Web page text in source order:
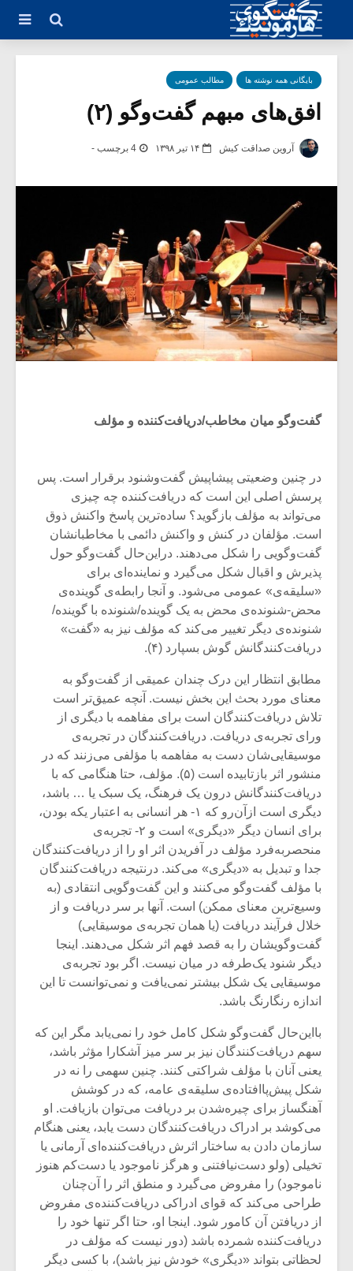
بایگانی همه نوشته ها مطالب عمومی
افق‌های مبهم گفت‌وگو (۲)
آروین صداقت کیش ۱۴ تیر ۱۳۹۸ 4 برچسب -
گفت‌وگو میان مخاطب/دریافت‌کننده و مؤلف
در چنین وضعیتی پیشاپیش گفت‌وشنود برقرار است. پس
پرسش اصلی این است که دریافت‌کننده چه چیزی
می‌تواند به مؤلف بازگوید؟ ساده‌ترین پاسخ واکنش ذوق
است. مؤلفان در کنش و واکنش دائمی با مخاطبانشان
گفت‌وگویی را شکل می‌دهند. دراین‌حال گفت‌وگو حول
پذیرش و اقبال شکل می‌گیرد و نماینده‌ای برای
«سلیقه‌ی» عمومی می‌شود. و آنجا رابطه‌ی گوینده‌ی
محض-شنونده‌ی محض به یک گوینده/شنونده با گوینده/
شنونده‌ی دیگر تغییر می‌کند که مؤلف نیز به «گفت»
دریافت‌کنندگانش گوش بسپارد (۴).
مطابق انتظار این درک چندان عمیقی از گفت‌وگو به
معنای مورد بحث این بخش نیست. آنچه عمیق‌تر است
تلاش دریافت‌کنندگان است برای مفاهمه با دیگری از
ورای تجربه‌ی دریافت. دریافت‌کنندگان در تجربه‌ی
موسیقایی‌شان دست به مفاهمه با مؤلفی می‌زنند که در
منشور اثر بازتابیده است (۵). مؤلف، حتا هنگامی که با
دریافت‌کنندگانش درون یک فرهنگ، یک سبک یا … باشد،
دیگری است ازآن‌رو که ۱- هر انسانی به اعتبار یکه بودن،
برای انسان دیگر «دیگری» است و ۲- تجربه‌ی
منحصربه‌فرد مؤلف در آفریدن اثر او را از دریافت‌کنندگان
جدا و تبدیل به «دیگری» می‌کند. درنتیجه دریافت‌کنندگان
با مؤلف گفت‌وگو می‌کنند و این گفت‌وگویی انتقادی (به
وسیع‌ترین معنای ممکن) است. آنها بر سر دریافت و از
خلال فرآیند دریافت (یا همان تجربه‌ی موسیقایی)
گفت‌وگویشان را به قصد فهم اثر شکل می‌دهند. اینجا
دیگر شنود یک‌طرفه در میان نیست. اگر بود تجربه‌ی
موسیقایی یک شکل بیشتر نمی‌یافت و نمی‌توانست تا این
اندازه رنگارنگ باشد.
بااین‌حال گفت‌وگو شکل کامل خود را نمی‌یابد مگر این که
سهم دریافت‌کنندگان نیز بر سر میز آشکارا مؤثر باشد،
یعنی آنان با مؤلف شراکتی کنند. چنین سهمی را نه در
شکل پیش‌پاافتاده‌ی سلیقه‌ی عامه، که در کوشش
آهنگساز برای چیره‌شدن بر دریافت می‌توان بازیافت. او
می‌کوشد بر ادراک دریافت‌کنندگان دست یابد، یعنی هنگام
سازمان دادن به ساختار اثرش دریافت‌کننده‌ای آرمانی یا
تخیلی (ولو دست‌نیافتنی و هرگز ناموجود یا دست‌کم هنوز
ناموجود) را مفروض می‌گیرد و منطق اثر را آن‌چنان
طراحی می‌کند که قوای ادراکی دریافت‌کننده‌ی مفروض
از دریافتن آن کامور شود. اینجا او، حتا اگر تنها خود را
دریافت‌کننده شمرده باشد (دور نیست که مؤلف در
لحظاتی بتواند «دیگری» خودش نیز باشد)، با کسی دیگر
میکلوش روژا
یادداشتی بر موسیقی
متن فیلم «متری
شیش و نیم»
اگر نمی توانی
مشهورترین باشی،
بدنام ترین باش
دوره
سکانسی
موسیقی